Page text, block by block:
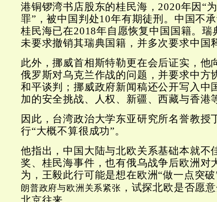
港铜锣湾书店股东的桂民海，2020年因“
罪”，被中国判处10年有期徒刑。中国不
桂民海已在2018年自愿恢复中国国籍。瑞
未要求撤销其瑞典国籍，并多次要求中国
此外，挪威首相斯特勒更在会后证实，他
俄罗斯对乌克兰作战的问题，并要求中方
和平谈判；挪威政府新闻稿还公开写入中
加的安全挑战、人权、新疆、西藏与香港
因此，台湾政治大学东亚研究所名誉教授
行“大概不算很成功”。
他指出，中国大陆与北欧关系基础本就不
奖、桂民海事件，也有俄乌战争后欧洲对
为，王毅此行可能是想在欧洲“做一点突
朗普政府与欧洲关系紧张 ，试探北欧是否愿